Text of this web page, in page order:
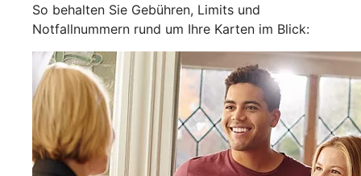
So behalten Sie Gebühren, Limits und
Notfallnummern rund um Ihre Karten im Blick: